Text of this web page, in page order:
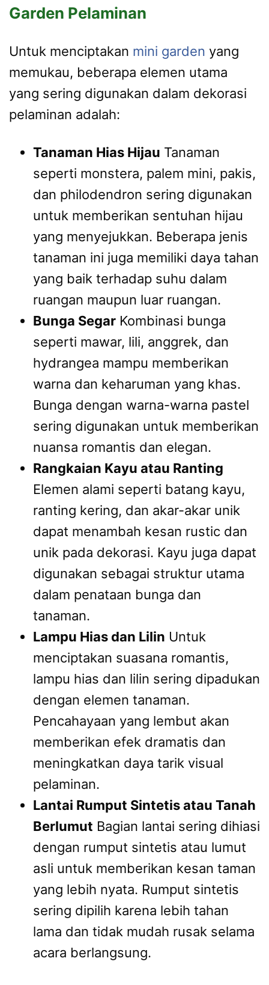
Garden Pelaminan
Untuk menciptakan mini garden yang
memukau, beberapa elemen utama
yang sering digunakan dalam dekorasi
pelaminan adalah:
Tanaman Hias Hijau Tanaman
seperti monstera, palem mini, pakis,
dan philodendron sering digunakan
untuk memberikan sentuhan hijau
yang menyejukkan. Beberapa jenis
tanaman ini juga memiliki daya tahan
yang baik terhadap suhu dalam
ruangan maupun luar ruangan.
Bunga Segar Kombinasi bunga
seperti mawar, lili, anggrek, dan
hydrangea mampu memberikan
warna dan keharuman yang khas.
Bunga dengan warna-warna pastel
sering digunakan untuk memberikan
nuansa romantis dan elegan.
Rangkaian Kayu atau Ranting
Elemen alami seperti batang kayu,
ranting kering, dan akar-akar unik
dapat menambah kesan rustic dan
unik pada dekorasi. Kayu juga dapat
digunakan sebagai struktur utama
dalam penataan bunga dan
tanaman.
Lampu Hias dan Lilin Untuk
menciptakan suasana romantis,
lampu hias dan lilin sering dipadukan
dengan elemen tanaman.
Pencahayaan yang lembut akan
memberikan efek dramatis dan
meningkatkan daya tarik visual
pelaminan.
Lantai Rumput Sintetis atau Tanah
Berlumut Bagian lantai sering dihiasi
dengan rumput sintetis atau lumut
asli untuk memberikan kesan taman
yang lebih nyata. Rumput sintetis
sering dipilih karena lebih tahan
lama dan tidak mudah rusak selama
acara berlangsung.